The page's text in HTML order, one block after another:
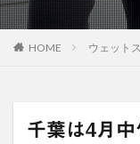
HOME ウェット
千葉は4月